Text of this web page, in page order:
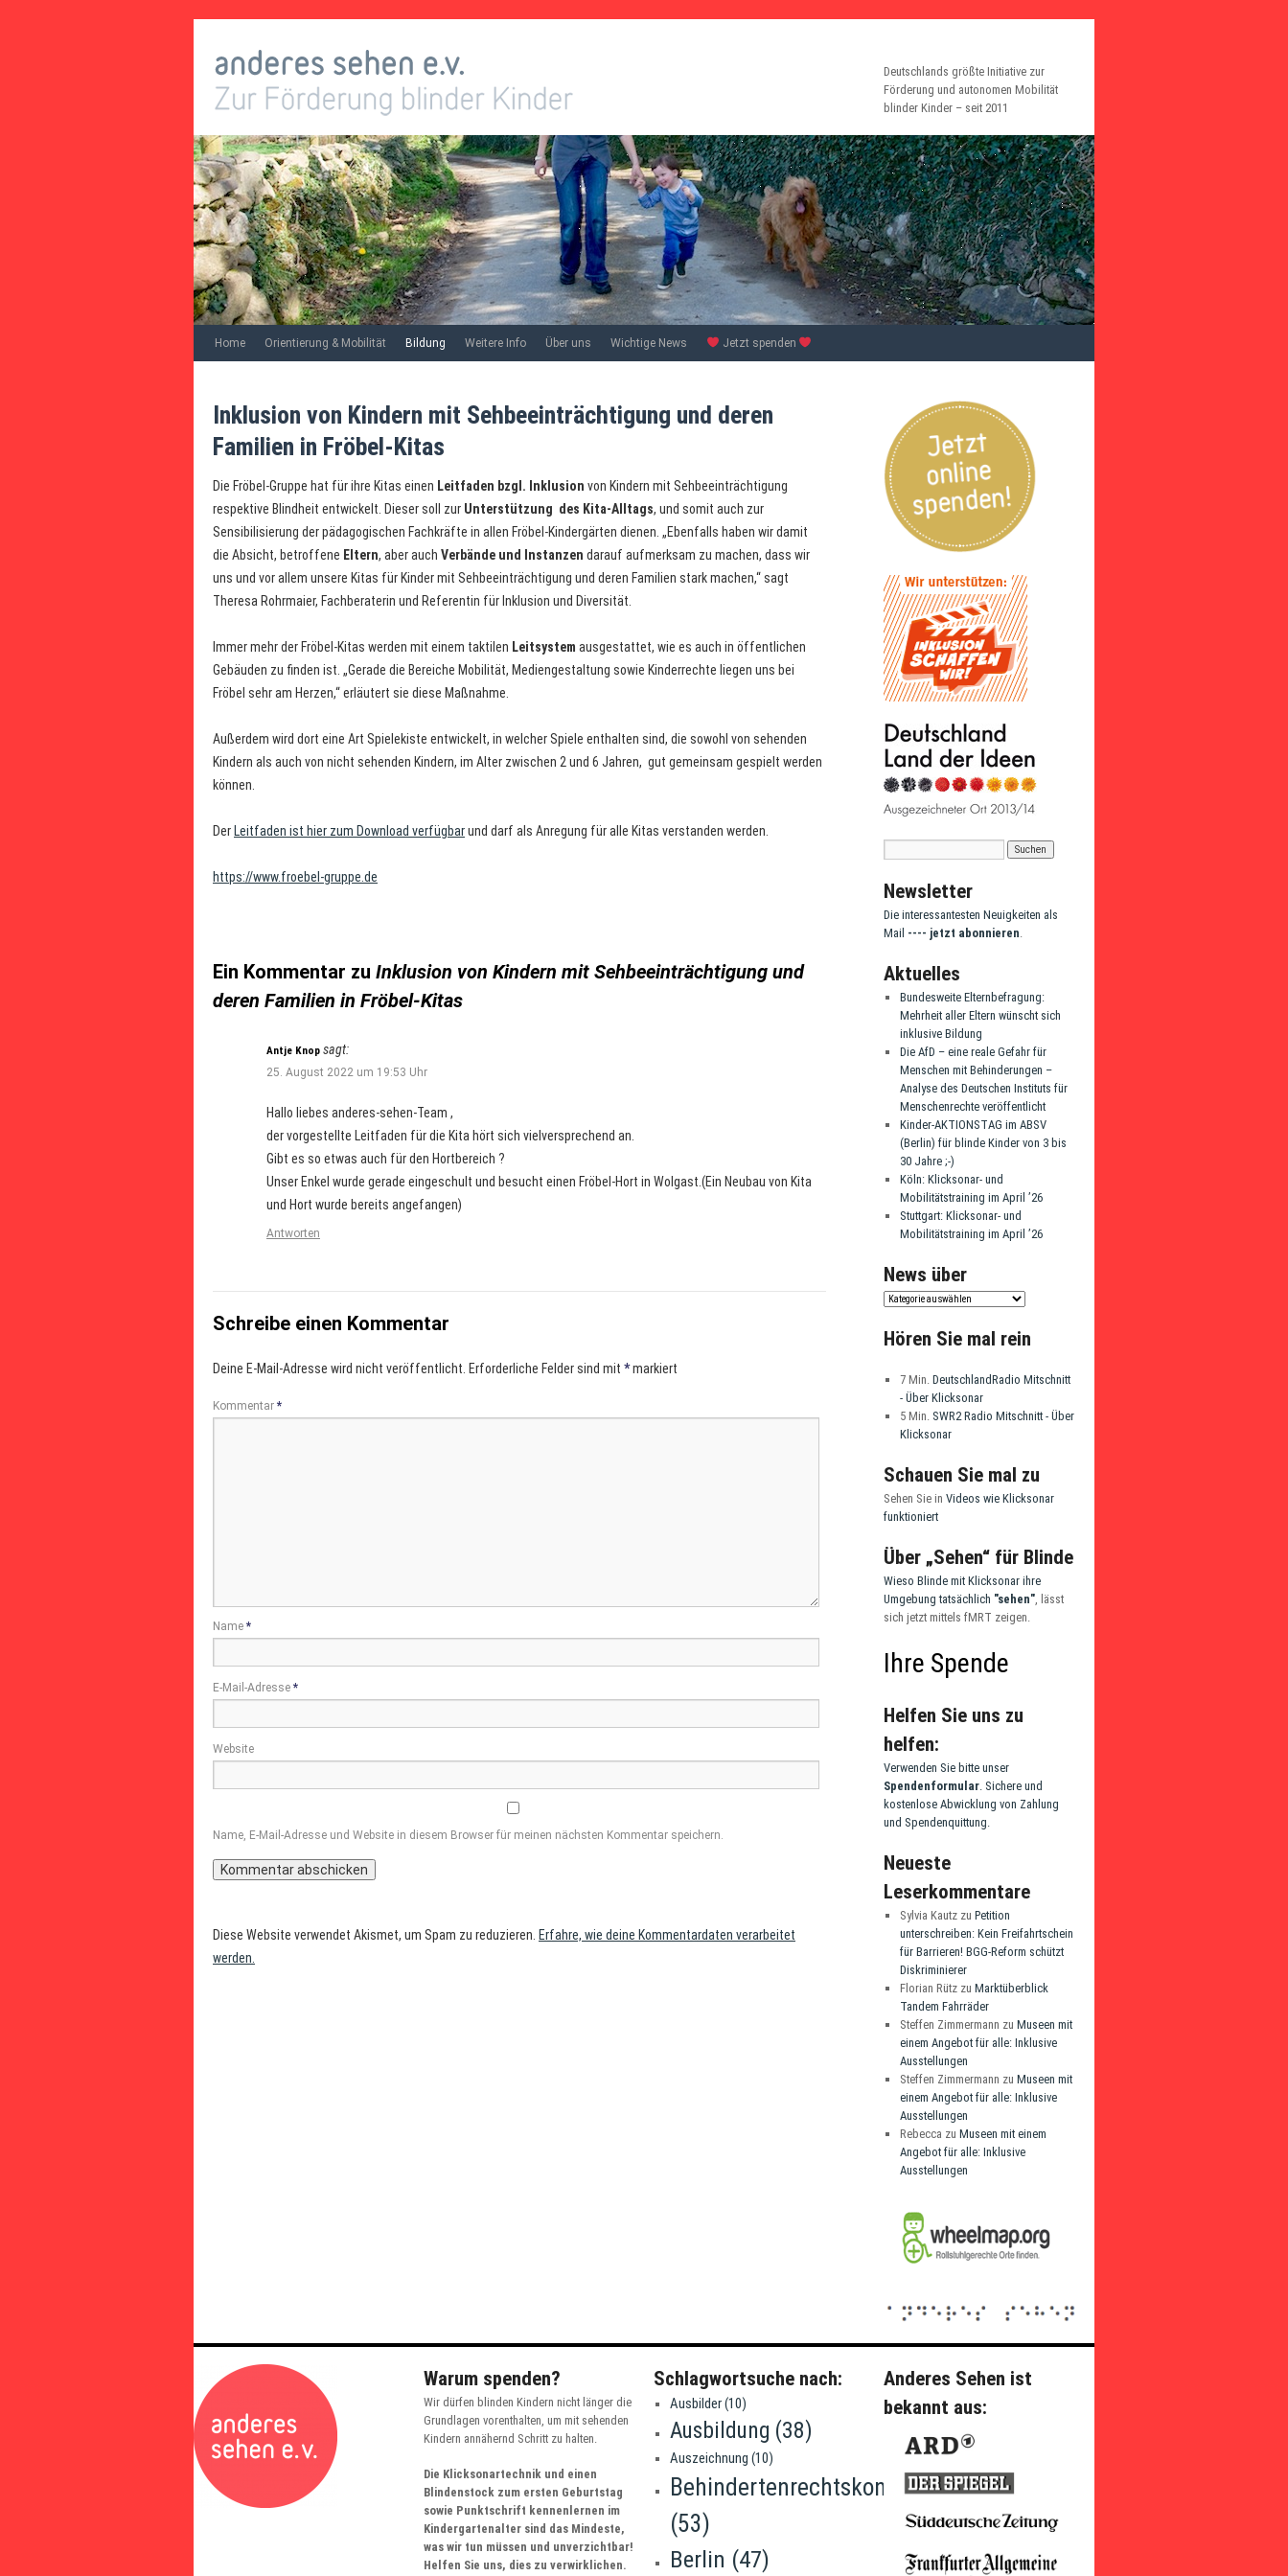
Deutschlands größte Initiative zur
Förderung und autonomen Mobilität
blinder Kinder – seit 2011
Home Orientierung & Mobilität Bildung Weitere Info Über uns Wichtige News Jetzt spenden
Inklusion von Kindern mit Sehbeeinträchtigung und deren
Familien in Fröbel-Kitas
Die Fröbel-Gruppe hat für ihre Kitas einen Leitfaden bzgl. Inklusion von Kindern mit Sehbeeinträchtigung
respektive Blindheit entwickelt. Dieser soll zur Unterstützung des Kita-Alltags, und somit auch zur
Sensibilisierung der pädagogischen Fachkräfte in allen Fröbel-Kindergärten dienen. „Ebenfalls haben wir damit
die Absicht, betroffene Eltern, aber auch Verbände und Instanzen darauf aufmerksam zu machen, dass wir
uns und vor allem unsere Kitas für Kinder mit Sehbeeinträchtigung und deren Familien stark machen,“ sagt
Theresa Rohrmaier, Fachberaterin und Referentin für Inklusion und Diversität.
Immer mehr der Fröbel-Kitas werden mit einem taktilen Leitsystem ausgestattet, wie es auch in öffentlichen
Gebäuden zu finden ist. „Gerade die Bereiche Mobilität, Mediengestaltung sowie Kinderrechte liegen uns bei
Fröbel sehr am Herzen,“ erläutert sie diese Maßnahme.
Außerdem wird dort eine Art Spielekiste entwickelt, in welcher Spiele enthalten sind, die sowohl von sehenden
Kindern als auch von nicht sehenden Kindern, im Alter zwischen 2 und 6 Jahren, gut gemeinsam gespielt werden
können.
Der Leitfaden ist hier zum Download verfügbarund darf als Anregung für alle Kitas verstanden werden.
https://www.froebel-gruppe.de
Ein Kommentar zu Inklusion von Kindern mit Sehbeeinträchtigung und
deren Familien in Fröbel-Kitas
Antje Knop sagt:
25. August 2022 um 19:53 Uhr
Hallo liebes anderes-sehen-Team ,
der vorgestellte Leitfaden für die Kita hört sich vielversprechend an.
Gibt es so etwas auch für den Hortbereich ?
Unser Enkel wurde gerade eingeschult und besucht einen Fröbel-Hort in Wolgast.(Ein Neubau von Kita
und Hort wurde bereits angefangen)
Antworten
Schreibe einen Kommentar
Deine E-Mail-Adresse wird nicht veröffentlicht. Erforderliche Felder sind mit *markiert
Kommentar *
Name *
E-Mail-Adresse *
Website
Name, E-Mail-Adresse und Website in diesem Browser für meinen nächsten Kommentar speichern.
Diese Website verwendet Akismet, um Spam zu reduzieren. Erfahre, wie deine Kommentardaten verarbeitet
werden.
Newsletter
Die interessantesten Neuigkeiten als
Mail ---- jetzt abonnieren.
Aktuelles
Bundesweite Elternbefragung:
Mehrheit aller Eltern wünscht sich
inklusive Bildung
Die AfD – eine reale Gefahr für
Menschen mit Behinderungen –
Analyse des Deutschen Instituts für
Menschenrechte veröffentlicht
Kinder-AKTIONSTAG im ABSV
(Berlin) für blinde Kinder von 3 bis
30 Jahre ;-)
Köln: Klicksonar- und
Mobilitätstraining im April ’26
Stuttgart: Klicksonar- und
Mobilitätstraining im April ’26
News über
Hören Sie mal rein
7 Min. DeutschlandRadio Mitschnitt
- Über Klicksonar
5 Min. SWR2 Radio Mitschnitt - Über
Klicksonar
Schauen Sie mal zu
Sehen Sie in Videos wie Klicksonar
funktioniert
Über „Sehen“ für Blinde
Wieso Blinde mit Klicksonar ihre
Umgebung tatsächlich "sehen", lässt
sich jetzt mittels fMRT zeigen.
Ihre Spende
Helfen Sie uns zu
helfen:
Verwenden Sie bitte unser
Spendenformular. Sichere und
kostenlose Abwicklung von Zahlung
und Spendenquittung.
Neueste
Leserkommentare
Sylvia Kautzzu Petition
unterschreiben: Kein Freifahrtschein
für Barrieren! BGG-Reform schützt
Diskriminierer
Florian Rützzu Marktüberblick
Tandem Fahrräder
Steffen Zimmermann zu Museen mit
einem Angebot für alle: Inklusive
Ausstellungen
Steffen Zimmermann zu Museen mit
einem Angebot für alle: Inklusive
Ausstellungen
Rebecca zu Museen mit einem
Angebot für alle: Inklusive
Ausstellungen
Warum spenden?
Wir dürfen blinden Kindern nicht länger die
Grundlagen vorenthalten, um mit sehenden
Kindern annähernd Schritt zu halten.
Die Klicksonartechnik und einen
Blindenstock zum ersten Geburtstag
sowie Punktschrift kennenlernen im
Kindergartenalter sind das Mindeste,
was wir tun müssen und unverzichtbar!
Helfen Sie uns, dies zu verwirklichen.
Schlagwortsuche nach:
Ausbilder(10)
Ausbildung (38)
Auszeichnung (10)
Behindertenrechtskonvention
(53)
Berlin (47)
Anderes Sehen ist
bekannt aus: